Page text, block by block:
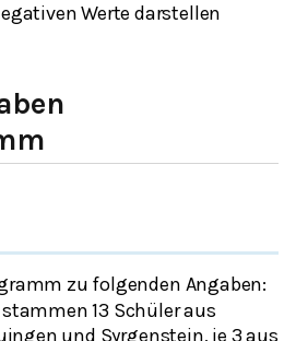
Werte darstellen
zu folgenden Angaben:
13 Schüler aus
und Syrgenstein, je 3 aus